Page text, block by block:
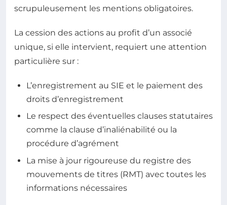
scrupuleusement les mentions obligatoires.
La cession des actions au profit d’un associé
unique, si elle intervient, requiert une attention
particulière sur :
L’enregistrement au SIE et le paiement des
droits d’enregistrement
Le respect des éventuelles clauses statutaires
comme la clause d’inaliénabilité ou la
procédure d’agrément
La mise à jour rigoureuse du registre des
mouvements de titres (RMT) avec toutes les
informations nécessaires